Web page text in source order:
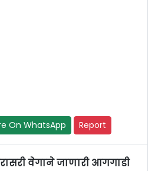
On WhatsApp Report
वेगाने जाणारी आगगाडी